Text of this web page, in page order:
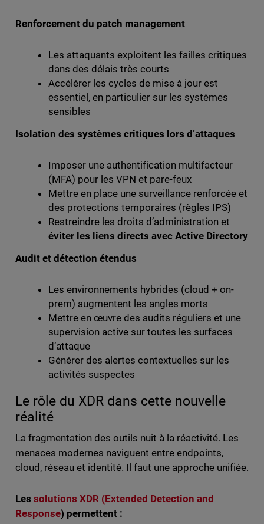
Renforcement du patch management
Les attaquants exploitent les failles critiques
dans des délais très courts
Accélérer les cycles de mise à jour est
essentiel, en particulier sur les systèmes
sensibles
Isolation des systèmes critiques lors d’attaques
Imposer une authentification multifacteur
(MFA) pour les VPN et pare-feux
Mettre en place une surveillance renforcée et
des protections temporaires (règles IPS)
Restreindre les droits d’administration et
éviter les liens directs avec Active Directory
Audit et détection étendus
Les environnements hybrides (cloud + on-
prem) augmentent les angles morts
Mettre en œuvre des audits réguliers et une
supervision active sur toutes les surfaces
d’attaque
Générer des alertes contextuelles sur les
activités suspectes
Le rôle du XDR dans cette nouvelle
réalité
La fragmentation des outils nuit à la réactivité. Les
menaces modernes naviguent entre endpoints,
cloud, réseau et identité. Il faut une approche unifiée.
Les solutions XDR (Extended Detection and
Response) permettent :